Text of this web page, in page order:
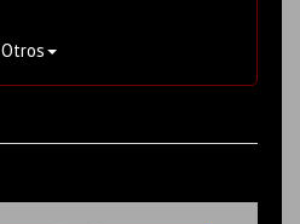
Otros